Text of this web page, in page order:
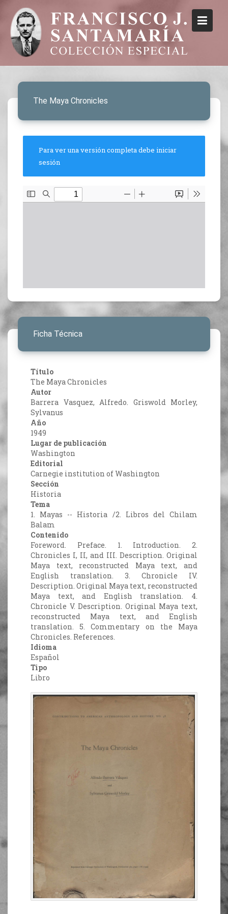
The Maya Chronicles
Para ver una versión completa debe iniciar
sesión
Ficha Técnica
Título
The Maya Chronicles
Autor
Barrera Vasquez, Alfredo. Griswold Morley,
Sylvanus
Año
1949
Lugar de publicación
Washington
Editorial
Carnegie institution of Washington
Sección
Historia
Tema
1. Mayas -- Historia /2. Libros del Chilam
Balam
Contenido
Foreword. Preface. 1. Introduction. 2.
Chronicles I, II, and III. Description. Original
Maya text, reconstructed Maya text, and
English translation. 3. Chronicle IV.
Description. Original Maya text, reconstructed
Maya text, and English translation. 4.
Chronicle V. Description. Original Maya text,
reconstructed Maya text, and English
translation. 5. Commentary on the Maya
Chronicles. References.
Idioma
Español
Tipo
Libro